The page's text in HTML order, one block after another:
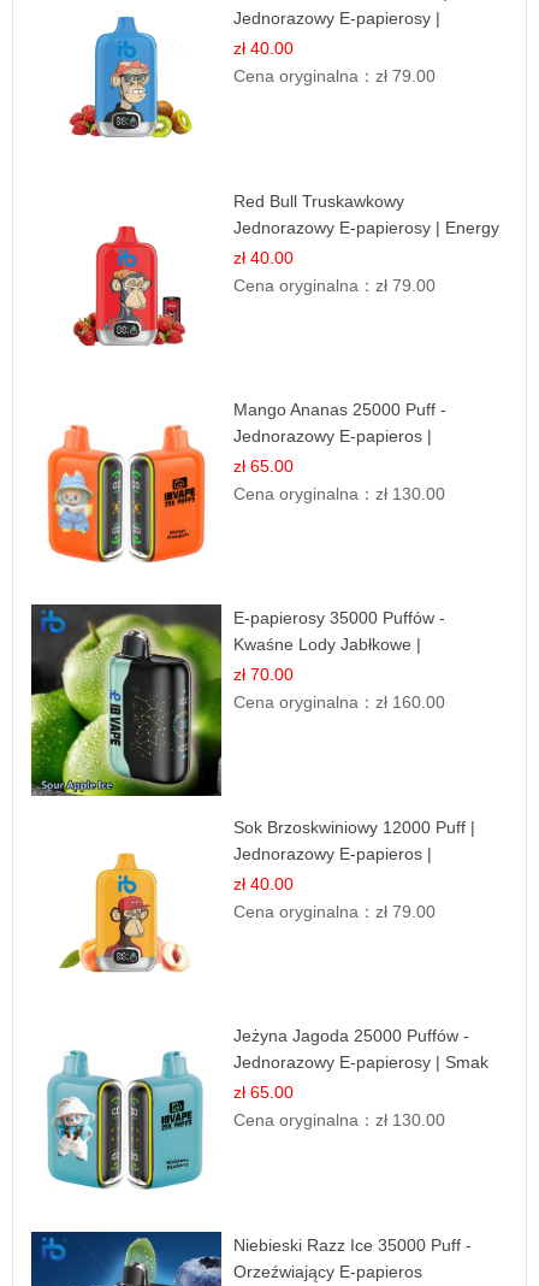
Jednorazowy E-papierosy |
Owocowa Mieszanka
zł 40.00
Cena oryginalna：zł 79.00
Red Bull Truskawkowy
Jednorazowy E-papierosy | Energy
Drink Smak
zł 40.00
Cena oryginalna：zł 79.00
Mango Ananas 25000 Puff -
Jednorazowy E-papieros |
Egzotyczny Smak
zł 65.00
Cena oryginalna：zł 130.00
E-papierosy 35000 Puffów -
Kwaśne Lody Jabłkowe |
Orzeźwiający Smak
zł 70.00
Cena oryginalna：zł 160.00
Sok Brzoskwiniowy 12000 Puff |
Jednorazowy E-papieros |
Owocowy Smak
zł 40.00
Cena oryginalna：zł 79.00
Jeżyna Jagoda 25000 Puffów -
Jednorazowy E-papierosy | Smak
Leśnych Owoców
zł 65.00
Cena oryginalna：zł 130.00
Niebieski Razz Ice 35000 Puff -
Orzeźwiający E-papieros